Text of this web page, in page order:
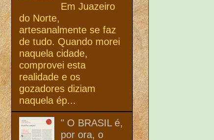
Em Juazeiro
do Norte,
artesanalmente se faz
de tudo. Quando morei
naquela cidade,
comprovei esta
realidade e os
gozadores diziam
naquela ép...
" O BRASIL é,
por ora, o